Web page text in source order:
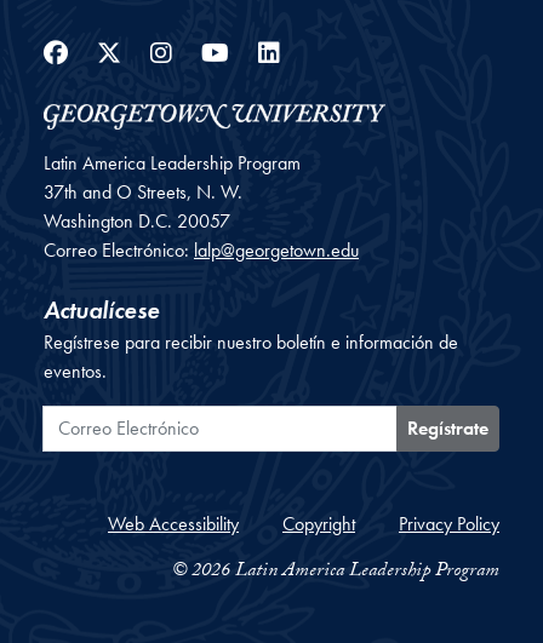
Facebook
Twitter
Instagram
YouTube
Latin America Leadership Program
37th and O Streets, N. W.
Washington D.C. 20057
Correo Electrónico: lalp@georgetown.edu
Actualícese
Regístrese para recibir nuestro boletín e información de
eventos.
Correo Electrónico
Regístrate
Web Accessibility Copyright Privacy Policy
© 2026 Latin America Leadership Program